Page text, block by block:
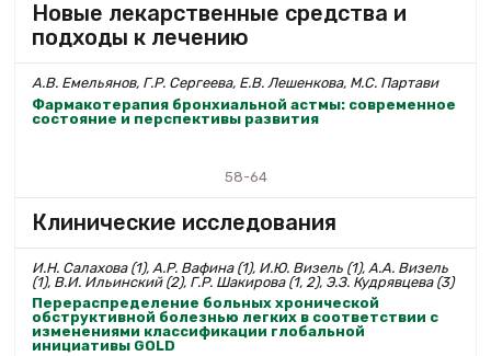
Новые лекарственные средства и
подходы к лечению
А.В. Емельянов, Г.Р. Сергеева, Е.В. Лешенкова, М.С. Партави
Фармакотерапия бронхиальной астмы: современное
состояние и перспективы развития
58-64
Клинические исследования
И.Н. Салахова (1), А.Р. Вафина (1), И.Ю. Визель (1), А.А. Визель
(1), В.И. Ильинский (2), Г.Р. Шакирова (1, 2), Э.З. Кудрявцева (3)
Перераспределение больных хронической
обструктивной болезнью легких в соответствии с
изменениями классификации глобальной
инициативы GOLD